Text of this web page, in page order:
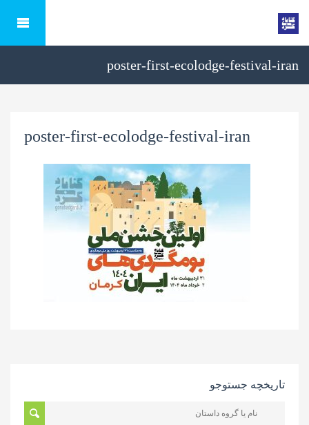
poster-first-ecolodge-festival-iran
poster-first-ecolodge-festival-iran
تاریخچه جستوجو